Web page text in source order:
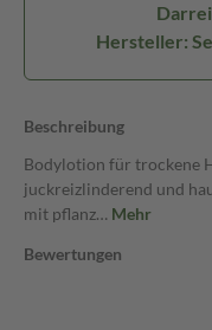
Hersteller:
Beschreibung
Bodylotion für trockene
juckreizlinderend und
mit pflanz… Mehr
Bewertungen